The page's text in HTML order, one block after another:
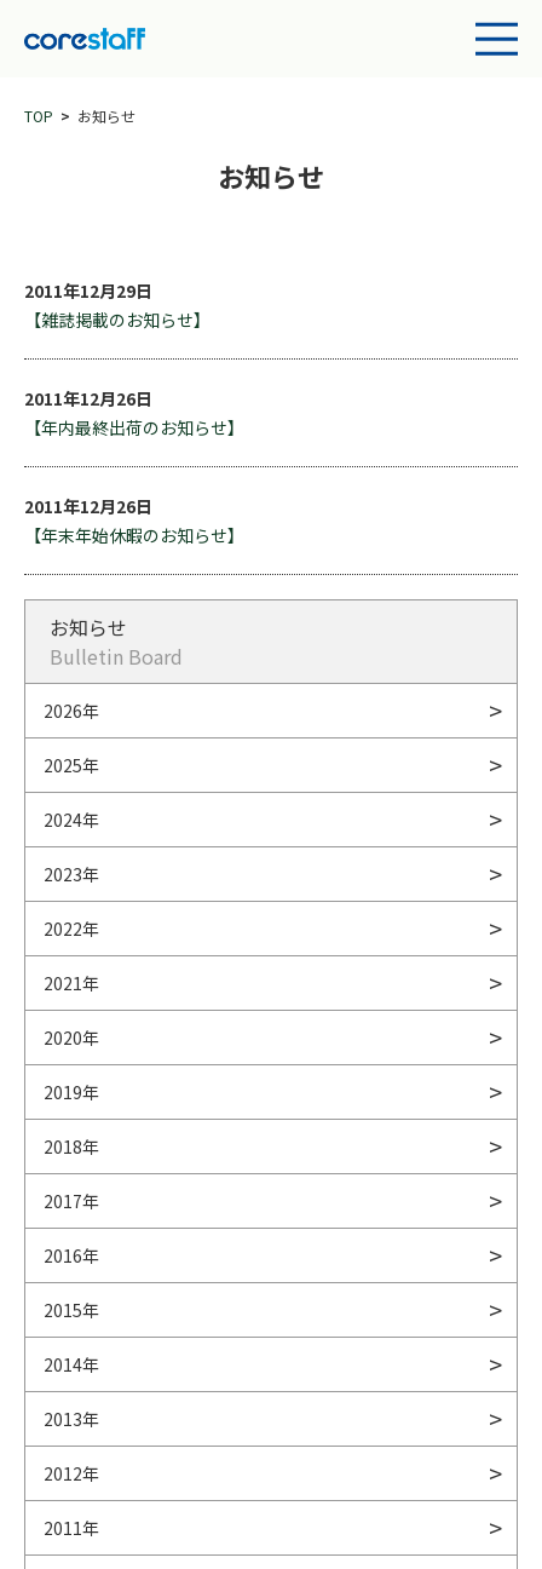
TOP お知らせ
お知らせ
2011年12月29日
【雑誌掲載のお知らせ】
2011年12月26日
【年内最終出荷のお知らせ】
2011年12月26日
【年末年始休暇のお知らせ】
お知らせ
Bulletin Board
2026年
2025年
2024年
2023年
2022年
2021年
2020年
2019年
2018年
2017年
2016年
2015年
2014年
2013年
2012年
2011年